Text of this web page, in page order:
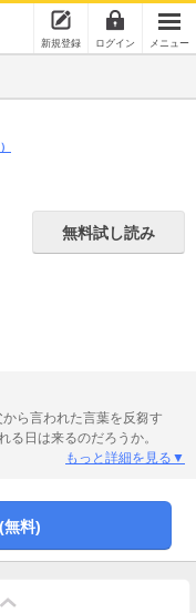
新規登録 ログイン メニュー
無料試し読み
ら言われた言葉を反芻す
る日は来るのだろうか。
もっと詳細を見る▼
無料)